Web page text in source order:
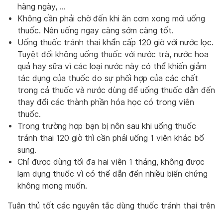
hàng ngày, …
Không cần phải chờ đến khi ăn cơm xong mới uống
thuốc. Nên uống ngay càng sớm càng tốt.
Uống thuốc tránh thai khẩn cấp 120 giờ với nước lọc.
Tuyệt đối không uống thuốc với nước trà, nước hoa
quả hay sữa vì các loại nước này có thể khiến giảm
tác dụng của thuốc do sự phối hợp của các chất
trong cả thuốc và nước dùng để uống thuốc dẫn đến
thay đổi các thành phần hóa học có trong viên
thuốc.
Trong trường hợp bạn bị nôn sau khi uống thuốc
tránh thai 120 giờ thì cần phải uống 1 viên khác bổ
sung.
Chỉ được dùng tối đa hai viên 1 tháng, không được
lạm dụng thuốc vì có thể dẫn đến nhiều biến chứng
không mong muốn.
Tuân thủ tốt các nguyên tắc dùng thuốc tránh thai trên